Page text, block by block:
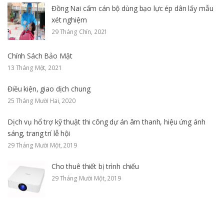
Đồng Nai cấm cán bộ dùng bạo lực ép dân lấy mẫu
xét nghiệm
29 Tháng Chín, 2021
Chính Sách Bảo Mật
13 Tháng Một, 2021
Điều kiện, giao dịch chung
25 Tháng Mười Hai, 2020
Dịch vụ hổ trợ kỹ thuật thi công dự án âm thanh, hiệu ứng ánh
sáng, trang trí lễ hội
29 Tháng Mười Một, 2019
Cho thuê thiết bị trình chiếu
29 Tháng Mười Một, 2019